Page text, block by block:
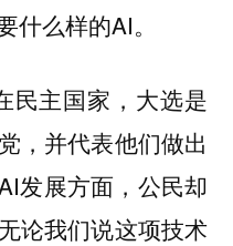
什么样的AI。
民主国家，大选是
，并代表他们做出
发展方面，公民却
论我们说这项技术